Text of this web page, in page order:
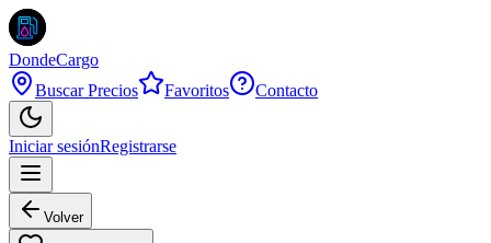
DondeCargo
Buscar Precios
Favoritos Contacto
Iniciar sesiónRegistrarse
Volver